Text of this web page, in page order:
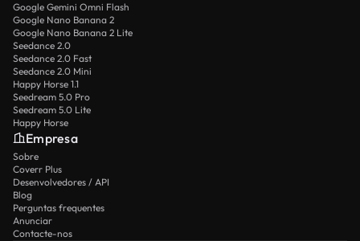
Google Gemini Omni Flash
Google Nano Banana 2
Google Nano Banana 2 Lite
Seedance 2.0
Seedance 2.0 Fast
Seedance 2.0 Mini
Happy Horse 1.1
Seedream 5.0 Pro
Seedream 5.0 Lite
Happy Horse
Empresa
Sobre
Coverr Plus
Desenvolvedores / API
Blog
Perguntas frequentes
Anunciar
Contacte-nos